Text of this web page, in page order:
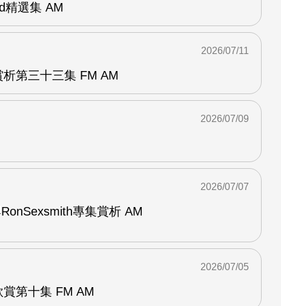
精選集 AM
第三十三集 FM AM
2026/07/11
2026/07/09
專集賞析 AM
2026/07/07
第十集 FM AM
2026/07/05